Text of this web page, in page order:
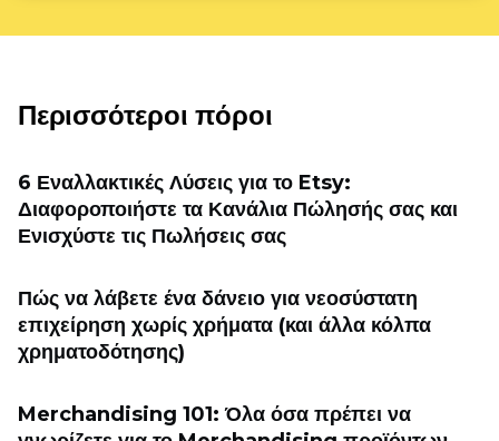
Περισσότεροι πόροι
6 Εναλλακτικές Λύσεις για το Etsy:
Διαφοροποιήστε τα Κανάλια Πώλησής σας και
Ενισχύστε τις Πωλήσεις σας
Πώς να λάβετε ένα δάνειο για νεοσύστατη
επιχείρηση χωρίς χρήματα (και άλλα κόλπα
χρηματοδότησης)
Merchandising 101: Όλα όσα πρέπει να